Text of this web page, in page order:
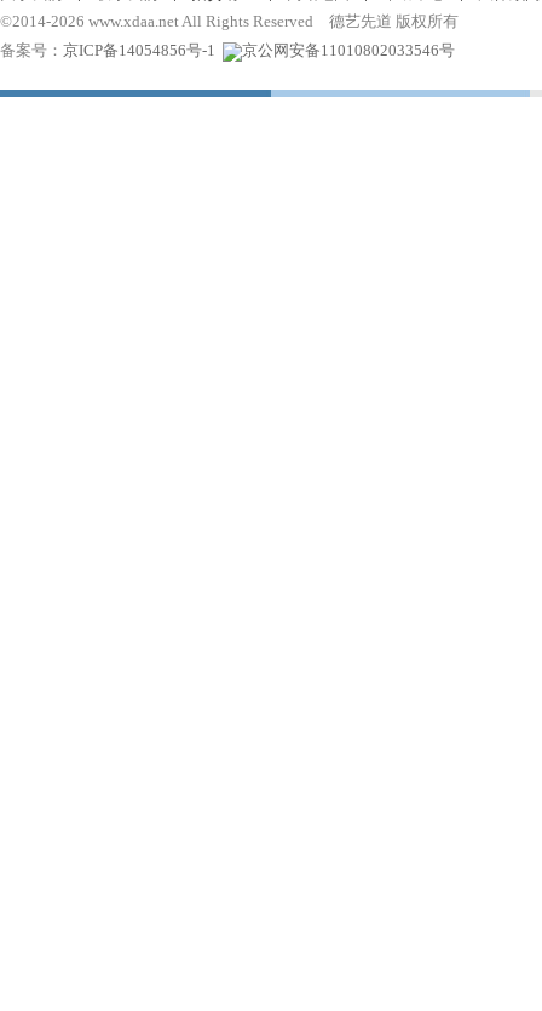
©2014-2026 www.xdaa.net All Rights Reserved 德艺先道 版权所有
备案号： 京ICP备14054856号-1 京公网安备11010802033546号